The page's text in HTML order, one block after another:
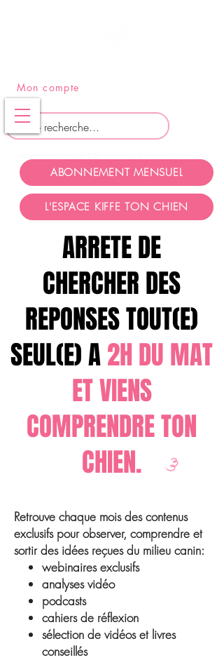
Mon compte
page: 5 minutes
L'ESPACE KIFFE TON CHIEN
ABONNEMENT MENSUEL
ARRETE DE
CHERCHER DES
REPONSES TOUT(E)
SEUL(E) A2H DU MAT
ET VIENS
COMPRENDRE TON
CHIEN.
Retrouve chaque mois des contenus
exclusifs pour observer, comprendre et
sortir des idées reçues du milieu canin:
webinaires exclusifs
analyses vidéo
podcasts
cahiers de réflexion
sélection de vidéos et livres
conseillés